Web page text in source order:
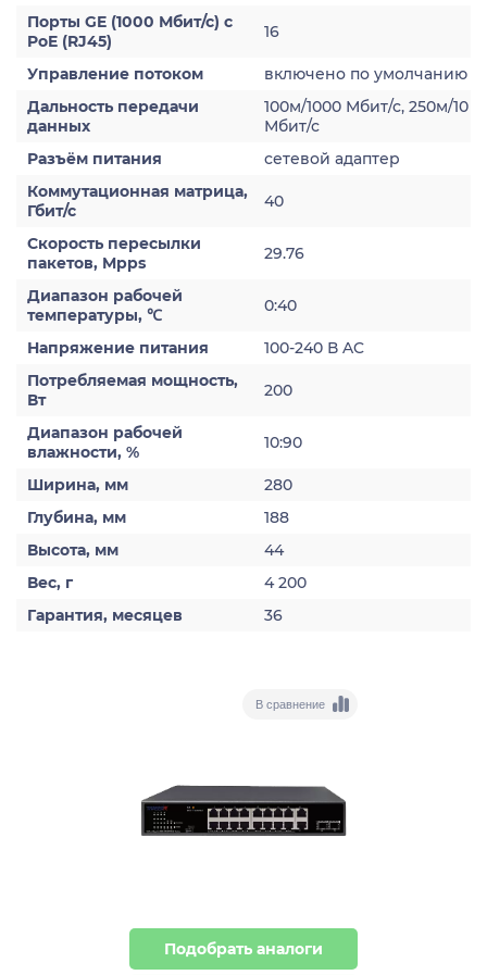
Порты GE (1000 Мбит/с) с
PoE (RJ45)
16
Управление потоком
включено по умолчанию
Дальность передачи
данных
100м/1000 Мбит/с, 250м/10
Мбит/с
Разъём питания
сетевой адаптер
Коммутационная матрица,
Гбит/с
40
Скорость пересылки
пакетов, Mpps
29.76
Диапазон рабочей
температуры, ℃
0:40
Напряжение питания
100-240 В AC
Потребляемая мощность,
Вт
200
Диапазон рабочей
влажности, %
10:90
Ширина, мм
280
Глубина, мм
188
Высота, мм
44
Вес, г
4 200
Гарантия, месяцев
36
В сравнение
Подобрать аналоги